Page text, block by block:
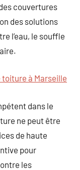
couvertures
des solutions
l’eau, le souffle
toiture à Marseille
dans le
ne peut être
de haute
pour
les